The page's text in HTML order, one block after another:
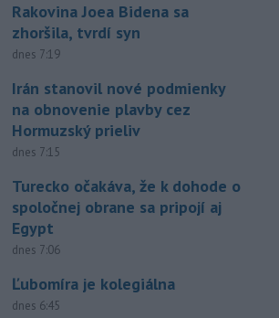
Rakovina Joea Bidena sa
zhoršila, tvrdí syn
dnes 7:19
Irán stanovil nové podmienky
na obnovenie plavby cez
Hormuzský prieliv
dnes 7:15
Turecko očakáva, že k dohode o
spoločnej obrane sa pripojí aj
Egypt
dnes 7:06
Ľubomíra je kolegiálna
dnes 6:45